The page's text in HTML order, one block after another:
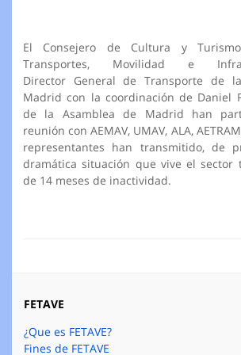
El Consejero de Cultura y
Transportes, Movilidad e
Director General de Transporte de
Madrid con la coordinación de Daniel
de la Asamblea de Madrid han
reunión con AEMAV, UMAV, ALA,
representantes han transmitido, de
dramática situación que vive el sector
de 14 meses de inactividad.
FETAVE
¿Que es FETAVE?
Fines de FETAVE